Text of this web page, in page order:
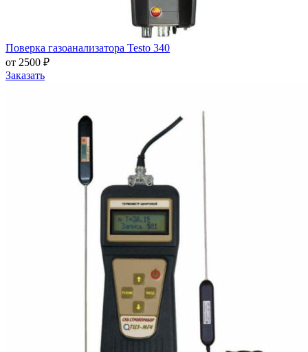
Поверка газоанализатора Testo 340
от 2500 ₽
Заказать